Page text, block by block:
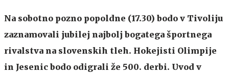
Na sobotno pozno popoldne (17.30) bodo v Tivoliju
zaznamovali jubilej najbolj bogatega športnega
rivalstva na slovenskih tleh. Hokejisti Olimpije
in Jesenic bodo odigrali že 500. derbi. Uvod v